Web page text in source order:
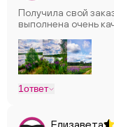
Получила свой
выполнена очень
1ответ
Елизавета